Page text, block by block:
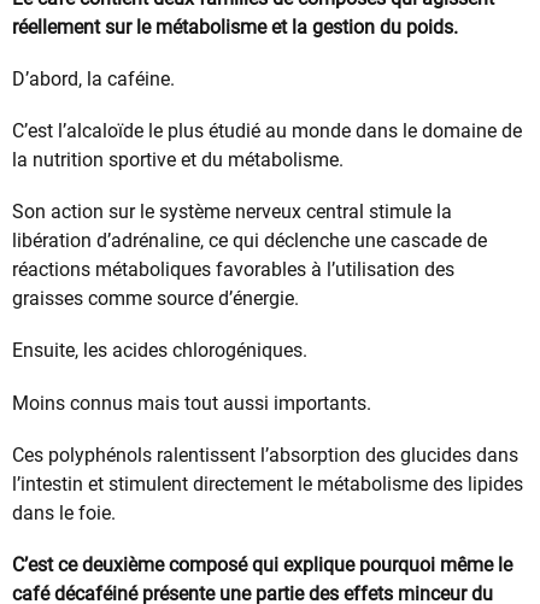
réellement sur le métabolisme et la gestion du poids.
D’abord, la caféine.
C’est l’alcaloïde le plus étudié au monde dans le domaine de
la nutrition sportive et du métabolisme.
Son action sur le système nerveux central stimule la
libération d’adrénaline, ce qui déclenche une cascade de
réactions métaboliques favorables à l’utilisation des
graisses comme source d’énergie.
Ensuite, les acides chlorogéniques.
Moins connus mais tout aussi importants.
Ces polyphénols ralentissent l’absorption des glucides dans
l’intestin et stimulent directement le métabolisme des lipides
dans le foie.
C’est ce deuxième composé qui explique pourquoi même le
café décaféiné présente une partie des effets minceur du